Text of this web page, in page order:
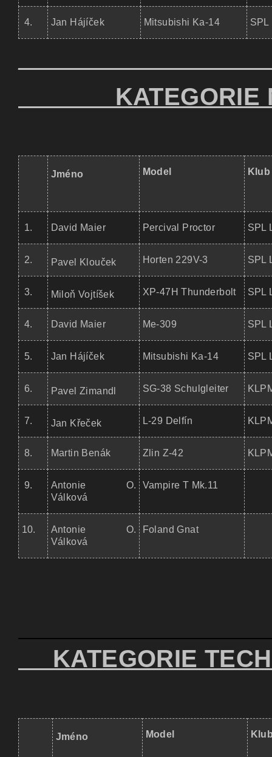
4. Jan Hájíček Mitsubishi Ka-14 SPL
KATEGORIE
Jméno Model Klub
1. David Maier Percival Proctor SPL
2. Pavel Klouček Horten 229V-3 SPL
3. Miloň Vojtíšek XP-47H Thunderbolt SPL
4. David Maier Me-309 SPL
5. Jan Hájíček Mitsubishi Ka-14 SPL
6. Pavel Zimandl SG-38 Schulgleiter
7. Jan Křeček L-29 Delfín
8. Martin Benák Zlin Z-42
9.
Antonie O.
Válková
Vampire T Mk.11
10.
Antonie O.
Válková
Foland Gnat
KATEGORIE
Jméno Model